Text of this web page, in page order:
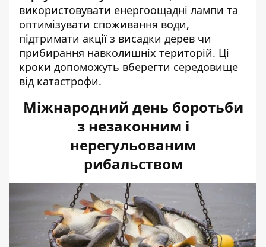
використовувати енергоощадні лампи та
оптимізувати споживання води,
підтримати акції з висадки дерев чи
прибирання навколишніх територій. Ці
кроки допоможуть вберегти середовище
від катастрофи.
Міжнародний день боротьби
з незаконним і
нерегульованим
рибальством